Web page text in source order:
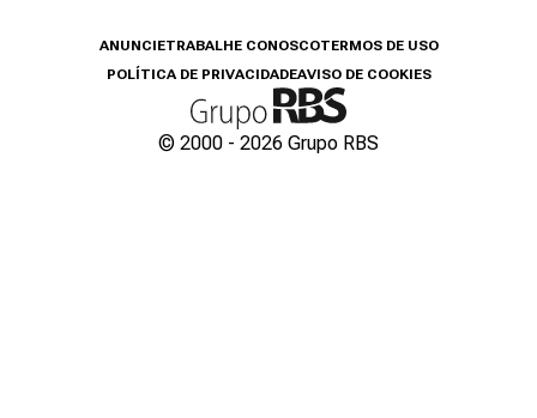
ANUNCIETRABALHE CONOSCOTERMOS DE USO
POLÍTICA DE PRIVACIDADEAVISO DE COOKIES
© 2000 - 2026 Grupo RBS